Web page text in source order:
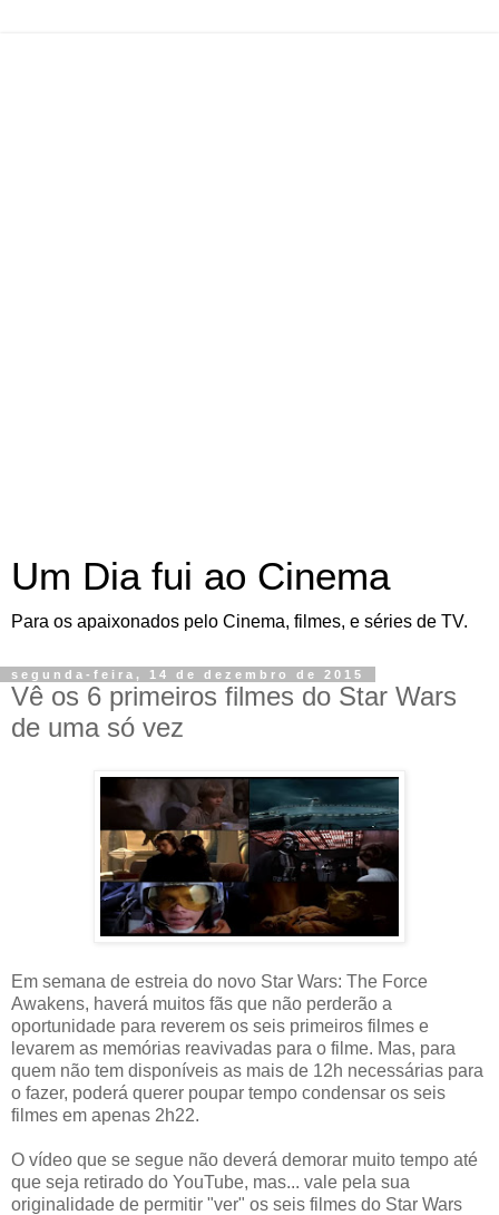
Um Dia fui ao Cinema
Para os apaixonados pelo Cinema, filmes, e séries de TV.
segunda-feira, 14 de dezembro de 2015
Vê os 6 primeiros filmes do Star Wars
de uma só vez
Em semana de estreia do novo Star Wars: The Force
Awakens, haverá muitos fãs que não perderão a
oportunidade para reverem os seis primeiros filmes e
levarem as memórias reavivadas para o filme. Mas, para
quem não tem disponíveis as mais de 12h necessárias para
o fazer, poderá querer poupar tempo condensar os seis
filmes em apenas 2h22.
O vídeo que se segue não deverá demorar muito tempo até
que seja retirado do YouTube, mas... vale pela sua
originalidade de permitir "ver" os seis filmes do Star Wars